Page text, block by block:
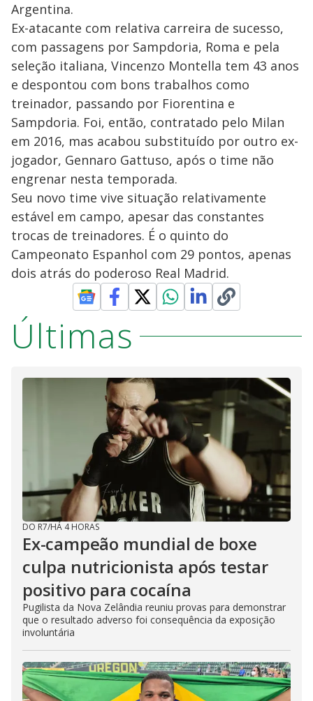
Argentina.
Ex-atacante com relativa carreira de sucesso,
com passagens por Sampdoria, Roma e pela
seleção italiana, Vincenzo Montella tem 43 anos
e despontou com bons trabalhos como
treinador, passando por Fiorentina e
Sampdoria. Foi, então, contratado pelo Milan
em 2016, mas acabou substituído por outro ex-
jogador, Gennaro Gattuso, após o time não
engrenar nesta temporada.
Seu novo time vive situação relativamente
estável em campo, apesar das constantes
trocas de treinadores. É o quinto do
Campeonato Espanhol com 29 pontos, apenas
dois atrás do poderoso Real Madrid.
Últimas
DO R7/HÁ 4 HORAS
Ex-campeão mundial de boxe
culpa nutricionista após testar
positivo para cocaína
Pugilista da Nova Zelândia reuniu provas para demonstrar
que o resultado adverso foi consequência da exposição
involuntária